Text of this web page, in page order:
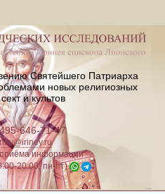
Святейшего Патриарха
новых религиозных
и культов
495-646-71-47
приёма информации
20:00, пн-пт)